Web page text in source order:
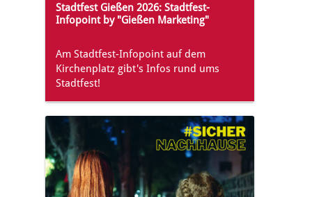
Stadtfest Gießen 2026: Stadtfest-
Infopoint by "Gießen Marketing"
Am Stadtfest-Infopoint auf dem
Kirchenplatz gibt's Infos rund ums
Stadtfest!